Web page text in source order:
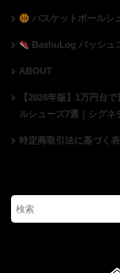
バスケットボールシ
BashuLog バッシュ
ABOUT
【2026年版】1万円台
ルシューズ7選｜シグ
特定商取引法に基づく